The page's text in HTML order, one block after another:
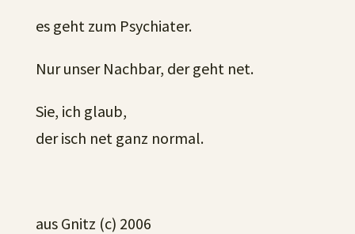
es geht zum Psychiater.
Nur unser Nachbar, der geht net.
Sie, ich glaub,
der isch net ganz normal.
aus Gnitz (c) 2006